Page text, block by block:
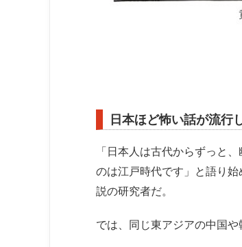
日本ほど怖い話が流行
「日本人は古代からずっと
のは江戸時代です」と語り
説の研究者だ。
では、同じ東アジアの中国や